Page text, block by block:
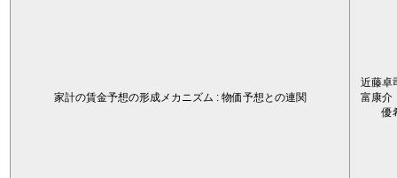
家計の賃金予想の形成メカニズム : 物価予想との連関
近藤卓
富康介
優